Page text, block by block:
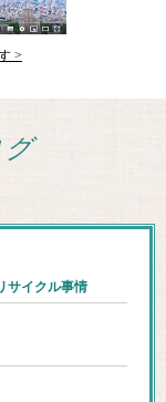
>
グ
サイクル事情